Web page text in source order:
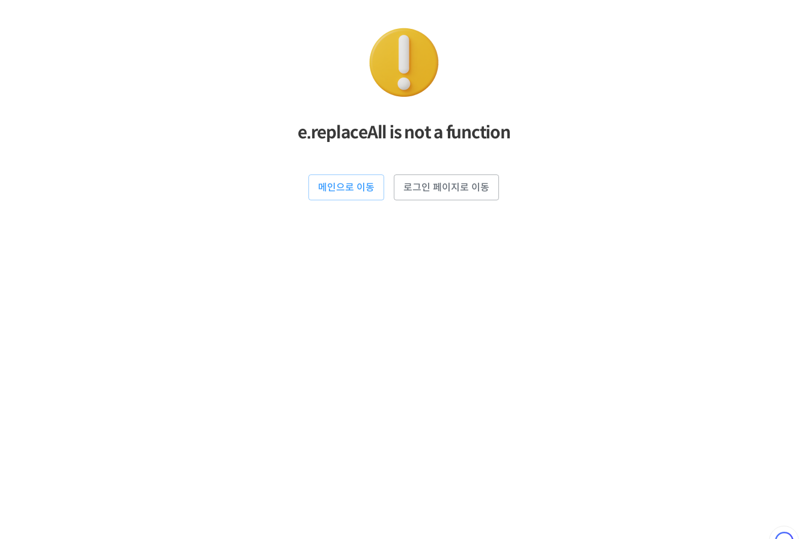
e.replaceAll is not a function
메인으로 이동 로그인 페이지로 이동